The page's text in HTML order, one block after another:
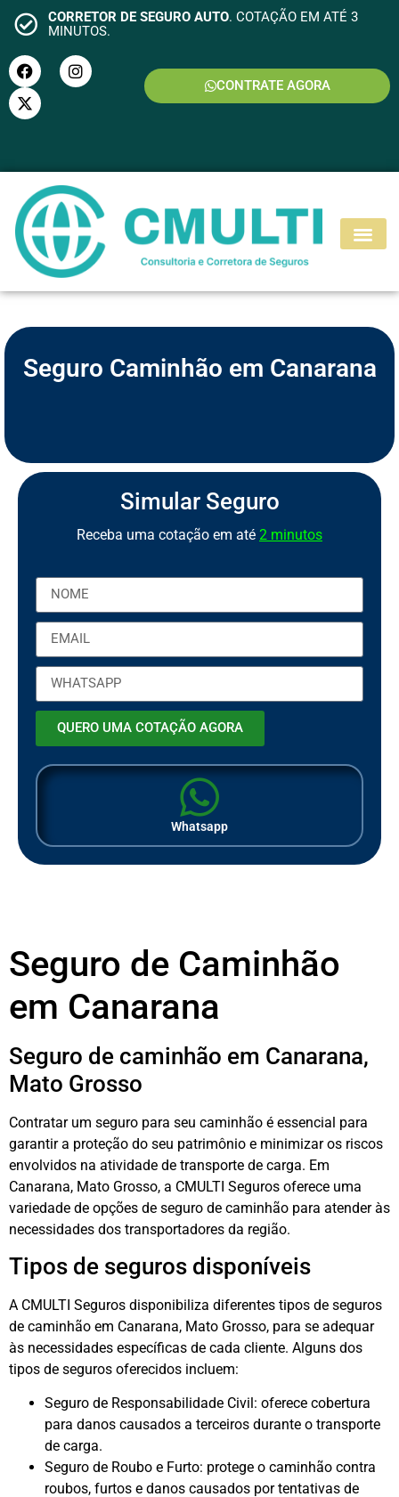
CORRETOR DE SEGURO AUTO. COTAÇÃO EM ATÉ 3
MINUTOS.
CONTRATE AGORA
SEGURO MOTO
Seguro Caminhão em Canarana
Simular Seguro
Receba uma cotação em até 2 minutos
QUERO UMA COTAÇÃO AGORA
Whatsapp
Seguro de Caminhão
em Canarana
Seguro de caminhão em Canarana,
Mato Grosso
Contratar um seguro para seu caminhão é essencial para
garantir a proteção do seu patrimônio e minimizar os riscos
envolvidos na atividade de transporte de carga. Em
Canarana, Mato Grosso, a CMULTI Seguros oferece uma
variedade de opções de seguro de caminhão para atender às
necessidades dos transportadores da região.
Tipos de seguros disponíveis
A CMULTI Seguros disponibiliza diferentes tipos de seguros
de caminhão em Canarana, Mato Grosso, para se adequar
às necessidades específicas de cada cliente. Alguns dos
tipos de seguros oferecidos incluem:
Seguro de Responsabilidade Civil: oferece cobertura
para danos causados a terceiros durante o transporte
de carga.
Seguro de Roubo e Furto: protege o caminhão contra
roubos, furtos e danos causados por tentativas de